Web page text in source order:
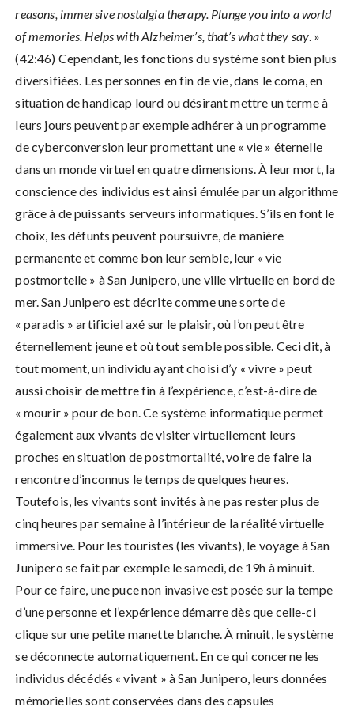
reasons, immersive nostalgia therapy. Plunge you into a world
of memories. Helps with Alzheimer’s, that’s what they say. »
(42:46) Cependant, les fonctions du système sont bien plus
diversifiées. Les personnes en fin de vie, dans le coma, en
situation de handicap lourd ou désirant mettre un terme à
leurs jours peuvent par exemple adhérer à un programme
de cyberconversion leur promettant une « vie » éternelle
dans un monde virtuel en quatre dimensions. À leur mort, la
conscience des individus est ainsi émulée par un algorithme
grâce à de puissants serveurs informatiques. S’ils en font le
choix, les défunts peuvent poursuivre, de manière
permanente et comme bon leur semble, leur « vie
postmortelle » à San Junipero, une ville virtuelle en bord de
mer. San Junipero est décrite comme une sorte de
« paradis » artificiel axé sur le plaisir, où l’on peut être
éternellement jeune et où tout semble possible. Ceci dit, à
tout moment, un individu ayant choisi d’y « vivre » peut
aussi choisir de mettre fin à l’expérience, c’est-à-dire de
« mourir » pour de bon. Ce système informatique permet
également aux vivants de visiter virtuellement leurs
proches en situation de postmortalité, voire de faire la
rencontre d’inconnus le temps de quelques heures.
Toutefois, les vivants sont invités à ne pas rester plus de
cinq heures par semaine à l’intérieur de la réalité virtuelle
immersive. Pour les touristes (les vivants), le voyage à San
Junipero se fait par exemple le samedi, de 19h à minuit.
Pour ce faire, une puce non invasive est posée sur la tempe
d’une personne et l’expérience démarre dès que celle-ci
clique sur une petite manette blanche. À minuit, le système
se déconnecte automatiquement. En ce qui concerne les
individus décédés « vivant » à San Junipero, leurs données
mémorielles sont conservées dans des capsules